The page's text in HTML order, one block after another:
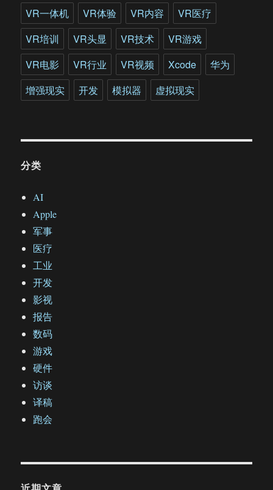
VR一体机
VR体验 VR内容
VR医疗
VR培训
VR头显 VR技术
VR游戏
VR电影
VR行业 VR视频 Xcode
华为
增强现实
开发 模拟器 虚拟现实
分类
AI
Apple
军事
医疗
工业
开发
影视
报告
数码
游戏
硬件
访谈
译稿
跑会